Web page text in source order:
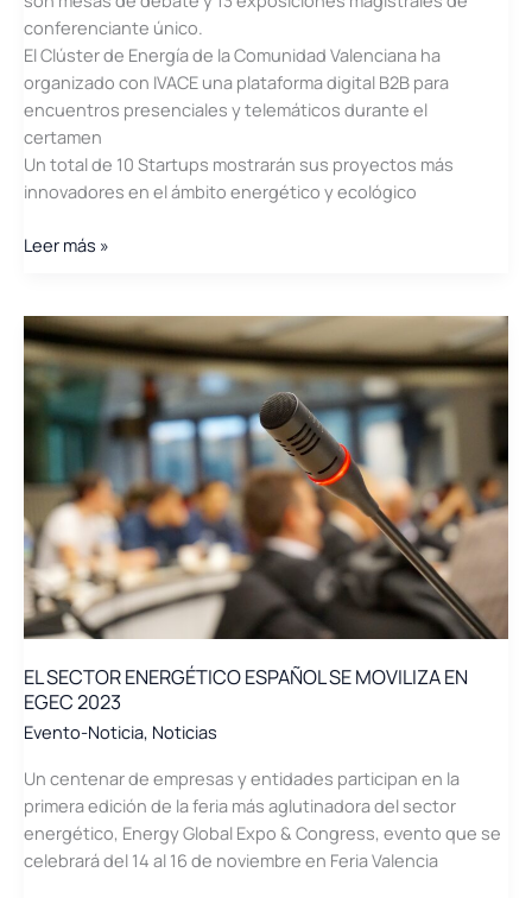
conferenciante único.
El Clúster de Energía de la Comunidad Valenciana ha
organizado con IVACE una plataforma digital B2B para
encuentros presenciales y telemáticos durante el
certamen
Un total de 10 Startups mostrarán sus proyectos más
innovadores en el ámbito energético y ecológico
EGEC
POSICIONAN
LA
COMUNIDAD
VALENCIANA
COMO
EN
LA
TRANSICIÓN
ENERGÉTICA
Leer más »
EL SECTOR ENERGÉTICO ESPAÑOL SE MOVILIZA EN
EGEC 2023
Evento-Noticia, Noticias
Un centenar de empresas y entidades participan en la
primera edición de la feria más aglutinadora del sector
energético, Energy Global Expo & Congress, evento que se
celebrará del 14 al 16 de noviembre en Feria Valencia